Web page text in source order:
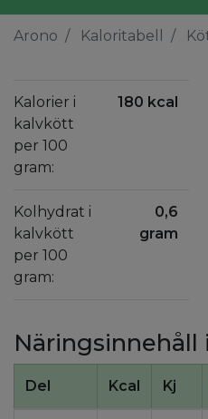
Arono Kaloritabell
Kalorier i
kalvkött
per 100
gram:
180 kcal
Kolhydrat i
kalvkött
per 100
gram:
0,6
gram
Näringsinnehåll
Del Kcal Kj